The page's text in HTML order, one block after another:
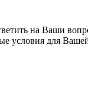
на Ваши
условия для